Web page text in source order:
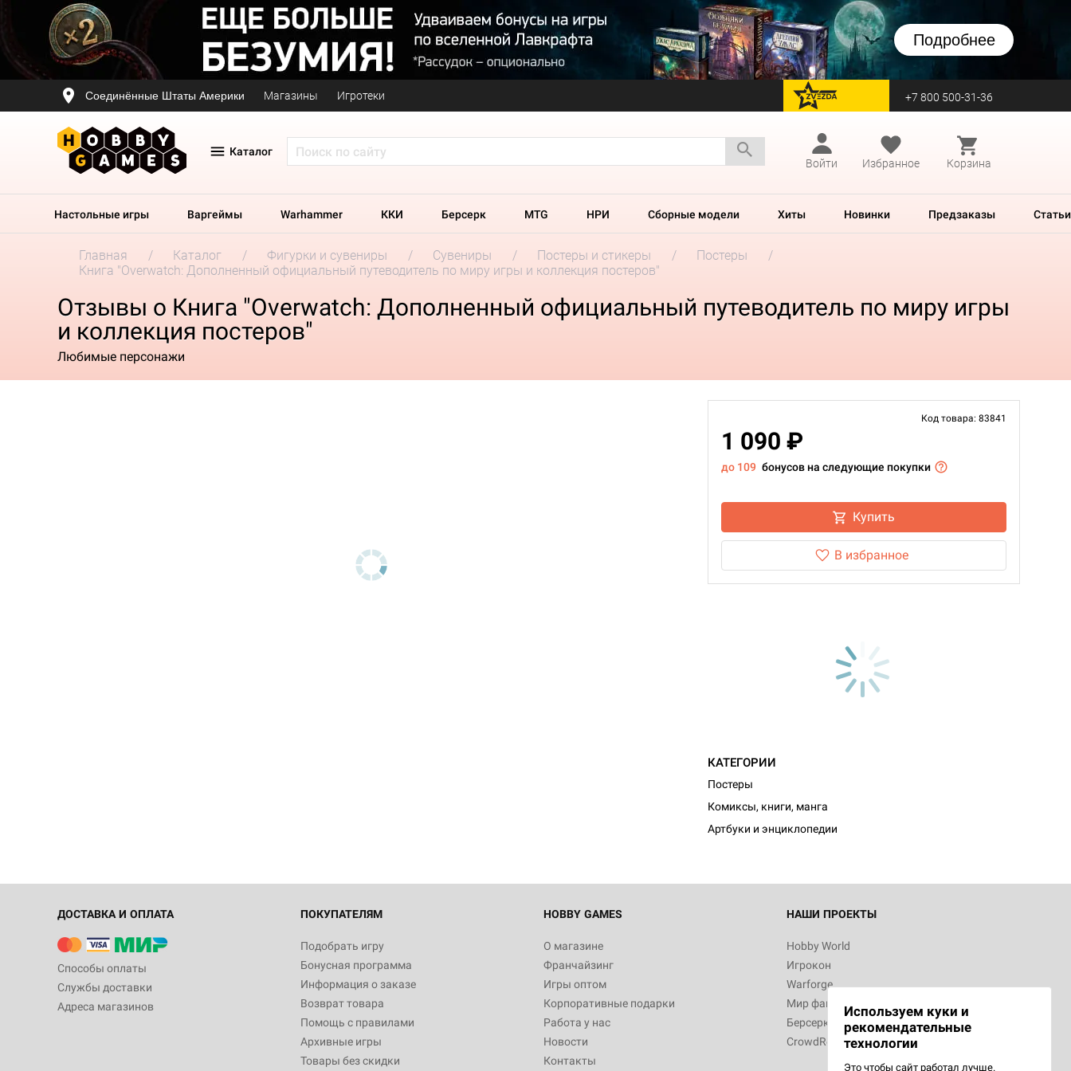
Подробнее
Соединённые Штаты Америки Магазины Игротеки перейти на Zvezda +7 800 500-31-36
Каталог
Войти
Избранное Корзина
Настольные игры Варгеймы Warhammer ККИ Берсерк MTG НРИ Сборные модели Хиты Новинки Предзаказы Статьи
Главная Каталог Фигурки и сувениры Сувениры Постеры и стикеры
Постеры
Книга "Overwatch: Дополненный официальный путеводитель по миру игры и коллекция постеров"
Отзывы о Книга "Overwatch: Дополненный официальный путеводитель по миру игры
и коллекция постеров"
Любимые персонажи
Код товара: 83841
1 090 ₽
до 109 бонусов на следующие покупки
Купить
В избранное
КАТЕГОРИИ
Постеры
Комиксы, книги, манга
Артбуки и энциклопедии
ДОСТАВКА И ОПЛАТА
Способы оплаты
Службы доставки
Адреса магазинов
ПОКУПАТЕЛЯМ
Подобрать игру
Бонусная программа
Информация о заказе
Возврат товара
Помощь с правилами
Архивные игры
Товары без скидки
HOBBY GAMES
О магазине
Франчайзинг
Игры оптом
Корпоративные подарки
Работа у нас
Новости
Контакты
НАШИ ПРОЕКТЫ
Hobby World
Игрокон
Warforge
Мир фантастики
Берсерк
CrowdRepublic
Используем куки и
рекомендательные
технологии
Это чтобы сайт работал лучше.